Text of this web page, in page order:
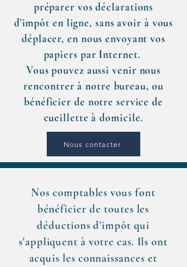
préparer vos déclarations
d'impôt en ligne, sans avoir à vous
déplacer, en nous envoyant vos
papiers par Internet.
Vous pouvez aussi venir nous
rencontrer à notre bureau, ou
bénéficier de notre service de
cueillette à domicile.
Nous contacter
Nos comptables vous font
bénéficier de toutes les
déductions d'impôt qui
s'appliquent à votre cas. Ils ont
acquis les connaissances et